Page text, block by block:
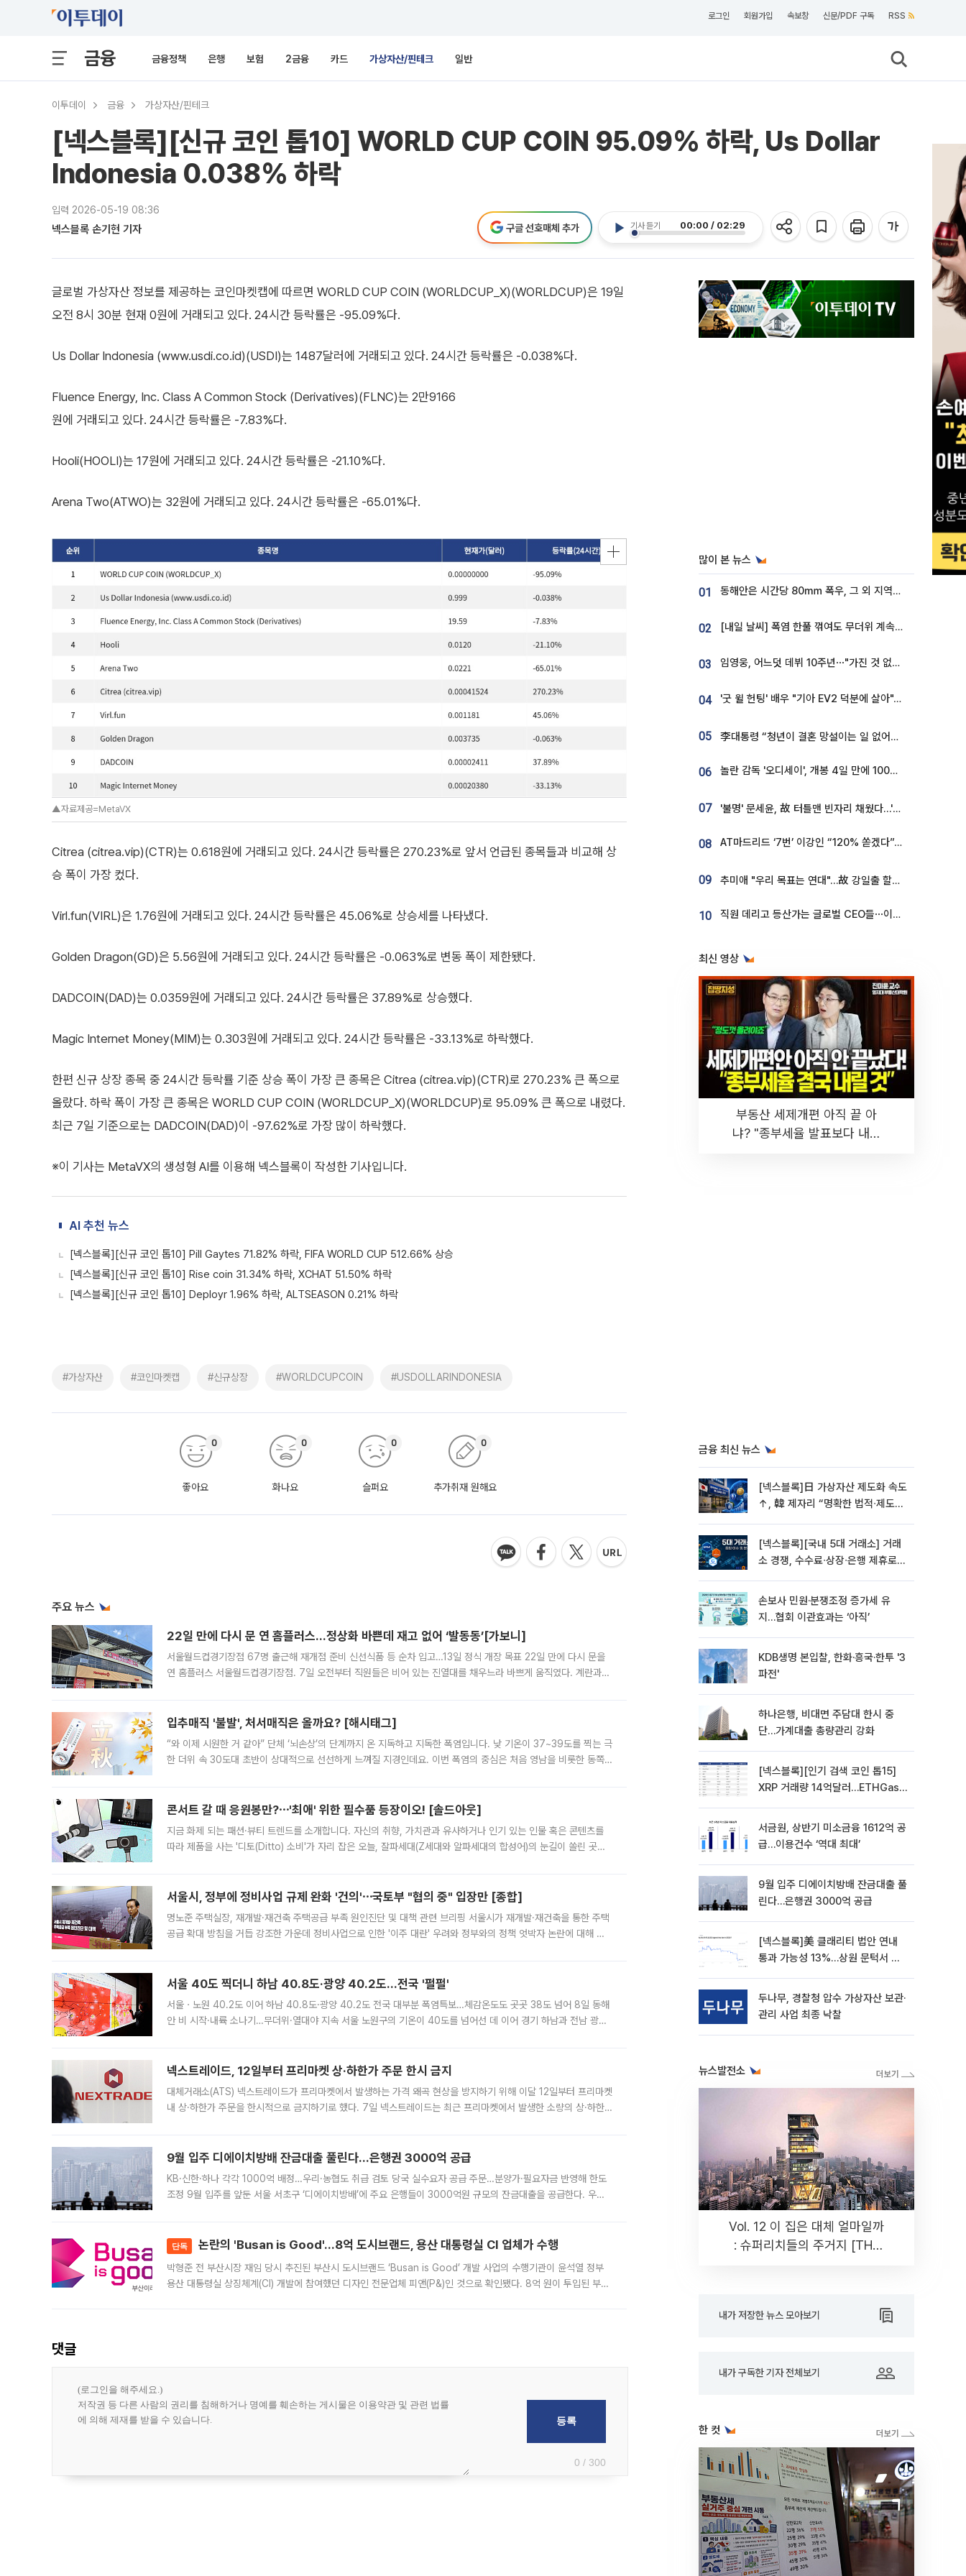
로그인 회원가입 속보창 신문/PDF 구독 RSS
금융 금융정책 은행 보험 2금융 카드 가상자산/핀테크 일반
이투데이 금융 가상자산/핀테크
[넥스블록][신규 코인 톱10] WORLD CUP COIN 95.09% 하락, Us Dollar
Indonesia 0.038% 하락
입력 2026-05-19 08:36
넥스블록 손기현 기자 기사 듣기 00:00 / 02:29
구글 선호매체 추가
글로벌 가상자산 정보를 제공하는 코인마켓캡에 따르면 WORLD CUP COIN (WORLDCUP_X)(WORLDCUP)은 19일
오전 8시 30분 현재 0원에 거래되고 있다. 24시간 등락률은 -95.09%다.
Us Dollar Indonesia (www.usdi.co.id)(USDI)는 1487달러에 거래되고 있다. 24시간 등락률은 -0.038%다.
Fluence Energy, Inc. Class A Common Stock (Derivatives)(FLNC)는 2만9166
원에 거래되고 있다. 24시간 등락률은 -7.83%다.
Hooli(HOOLI)는 17원에 거래되고 있다. 24시간 등락률은 -21.10%다.
Arena Two(ATWO)는 32원에 거래되고 있다. 24시간 등락률은 -65.01%다.
▲자료제공=MetaVX
Citrea (citrea.vip)(CTR)는 0.618원에 거래되고 있다. 24시간 등락률은 270.23%로 앞서 언급된 종목들과 비교해 상
승 폭이 가장 컸다.
Virl.fun(VIRL)은 1.76원에 거래되고 있다. 24시간 등락률은 45.06%로 상승세를 나타냈다.
Golden Dragon(GD)은 5.56원에 거래되고 있다. 24시간 등락률은 -0.063%로 변동 폭이 제한됐다.
DADCOIN(DAD)는 0.0359원에 거래되고 있다. 24시간 등락률은 37.89%로 상승했다.
Magic Internet Money(MIM)는 0.303원에 거래되고 있다. 24시간 등락률은 -33.13%로 하락했다.
한편 신규 상장 종목 중 24시간 등락률 기준 상승 폭이 가장 큰 종목은 Citrea (citrea.vip)(CTR)로 270.23% 큰 폭으로
올랐다. 하락 폭이 가장 큰 종목은 WORLD CUP COIN (WORLDCUP_X)(WORLDCUP)로 95.09% 큰 폭으로 내렸다.
최근 7일 기준으로는 DADCOIN(DAD)이 -97.62%로 가장 많이 하락했다.
※이 기사는 MetaVX의 생성형 AI를 이용해 넥스블록이 작성한 기사입니다.
AI 추천 뉴스
[넥스블록][신규 코인 톱10] Pill Gaytes 71.82% 하락, FIFA WORLD CUP 512.66% 상승
[넥스블록][신규 코인 톱10] Rise coin 31.34% 하락, XCHAT 51.50% 하락
[넥스블록][신규 코인 톱10] Deployr 1.96% 하락, ALTSEASON 0.21% 하락
#가상자산 #코인마켓캡 #신규상장 #WORLDCUPCOIN #USDOLLARINDONESIA
좋아요
0
화나요
0
슬퍼요
0
추가취재 원해요
0
주요 뉴스
22일 만에 다시 문 연 홈플러스…정상화 바쁜데 재고 없어 ‘발동동’[가보니]
서울월드컵경기장점 67명 출근해 재개점 준비 신선식품 등 순차 입고…13일 정식 개장 목표 22일 만에 다시 문을
연 홈플러스 서울월드컵경기장점. 7일 오전부터 직원들은 비어 있는 진열대를 채우느라 바쁘게 움직였다. 계란과
입추매직 '불발', 처서매직은 올까요? [해시태그]
“와 이제 시원한 거 같아” 단체 ‘뇌손상’의 단계까지 온 지독하고 지독한 폭염입니다. 낮 기온이 37~39도를 찍는 극
한 더위 속 30도대 초반이 상대적으로 선선하게 느껴질 지경인데요. 이번 폭염의 중심은 처음 영남을 비롯한 동쪽
콘서트 갈 때 응원봉만?⋯'최애' 위한 필수품 등장이오! [솔드아웃]
지금 화제 되는 패션·뷰티 트렌드를 소개합니다. 자신의 취향, 가치관과 유사하거나 인기 있는 인물 혹은 콘텐츠를
따라 제품을 사는 '디토(Ditto) 소비'가 자리 잡은 오늘, 잘파세대(Z세대와 알파세대의 합성어)의 눈길이 쏠린 곳은
서울시, 정부에 정비사업 규제 완화 '건의'⋯국토부 "협의 중" 입장만 [종합]
명노준 주택실장, 재개발·재건축 주택공급 부족 원인진단 및 대책 관련 브리핑 서울시가 재개발·재건축을 통한 주택
공급 확대 방침을 거듭 강조한 가운데 정비사업으로 인한 '이주 대란' 우려와 정부와의 정책 엇박자 논란에 대해 정
서울 40도 찍더니 하남 40.8도·광양 40.2도…전국 '펄펄'
서울ㆍ노원 40.2도 이어 하남 40.8도·광양 40.2도 전국 대부분 폭염특보…체감온도도 곳곳 38도 넘어 8일 동해
안 비 시작·내륙 소나기…무더위·열대야 지속 서울 노원구의 기온이 40도를 넘어선 데 이어 경기 하남과 전남 광양
넥스트레이드, 12일부터 프리마켓 상·하한가 주문 한시 금지
대체거래소(ATS) 넥스트레이드가 프리마켓에서 발생하는 가격 왜곡 현상을 방지하기 위해 이달 12일부터 프리마켓
내 상·하한가 주문을 한시적으로 금지하기로 했다. 7일 넥스트레이드는 최근 프리마켓에서 발생한 소량의 상·하한
9월 입주 디에이치방배 잔금대출 풀린다…은행권 3000억 공급
KB·신한·하나 각각 1000억 배정…우리·농협도 취급 검토 당국 실수요자 공급 주문…분양가·필요자금 반영해 한도
조정 9월 입주를 앞둔 서울 서초구 ‘디에이치방배’에 주요 은행들이 3000억원 규모의 잔금대출을 공급한다. 우리
단독 논란의 'Busan is Good'…8억 도시브랜드, 용산 대통령실 CI 업체가 수행
박형준 전 부산시장 재임 당시 추진된 부산시 도시브랜드 ‘Busan is Good’ 개발 사업의 수행기관이 윤석열 정부
용산 대통령실 상징체계(CI) 개발에 참여했던 디자인 전문업체 피앤(P&)인 것으로 확인됐다. 8억 원이 투입된 부산
댓글
0 / 300
많이 본 뉴스
01 동해안은 시간당 80㎜ 폭우, 그 외 지역은 폭염…‘극과 극 날씨’
02 [내일 날씨] 폭염 한풀 꺾여도 무더위 계속⋯동해안 이틀 연속 비
03 임영웅, 어느덧 데뷔 10주년⋯"가진 것 없던 시절, 내 앞엔 20명의 팬뿐"
04 '굿 윌 헌팅' 배우 "기아 EV2 덕분에 살아"…교통사고 후 안전성 극찬
05 李대통령 “청년이 결혼 망설이는 일 없어야...제도상 불이익 조사”
06 놀란 감독 '오디세이', 개봉 4일 만에 100만 돌파⋯'왕사남' 보다 빠르다
07 '불명' 문세윤, 故 터틀맨 빈자리 채웠다…'거북이' 눈물의 최종 우승
08 AT마드리드 ‘7번’ 이강인 “120% 쏟겠다”⋯시메오네 감독 “필요한 선수”
09 추미애 "우리 목표는 연대"…故 강일출 할머니 흉상 제막
10 직원 데리고 등산가는 글로벌 CEO들⋯이유 있었네
최신 영상
부동산 세제개편 아직 끝 아
냐? "종부세율 발표보다 내릴
금융 최신 뉴스
[넥스블록]日 가상자산 제도화 속도
↑, 韓 제자리 “명확한 법적∙제도적
[넥스블록][국내 5대 거래소] 거래
소 경쟁, 수수료∙상장∙은행 제휴로
손보사 민원·분쟁조정 증가세 유
지…협회 이관효과는 ‘아직’
KDB생명 본입찰, 한화·흥국·한투 '3
파전'
하나은행, 비대면 주담대 한시 중
단…가계대출 총량관리 강화
[넥스블록][인기 검색 코인 톱15]
XRP 거래량 14억달러…ETHGas
서금원, 상반기 미소금융 1612억 공
급…이용건수 ‘역대 최대’
9월 입주 디에이치방배 잔금대출 풀
린다…은행권 3000억 공급
[넥스블록]美 클래리티 법안 연내
통과 가능성 13%…상원 문턱서 제
두나무, 경찰청 압수 가상자산 보관·
관리 사업 최종 낙찰
뉴스발전소
Vol. 12 이 집은 대체 얼마일까
: 슈퍼리치들의 주거지 [THE
내가 저장한 뉴스 모아보기
내가 구독한 기자 전체보기
한 컷